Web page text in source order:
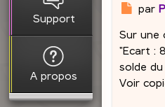
Support
A propos
M
s
s
a
g
e
par
Sur une
"Ecart :
solde
Voir